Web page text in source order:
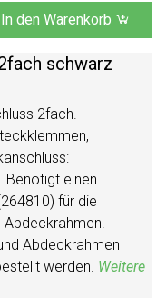
In den Warenkorb
schwarz
2fach.
Benötigt einen
für die
Abdeckrahmen
werden. Weitere